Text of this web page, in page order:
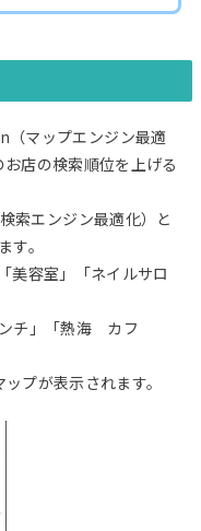
マップエンジン最適
店の検索順位を上げる
エンジン最適化）と
。
美容室」「ネイルサロ
チ」「熱海 カフ
プが表示されます。